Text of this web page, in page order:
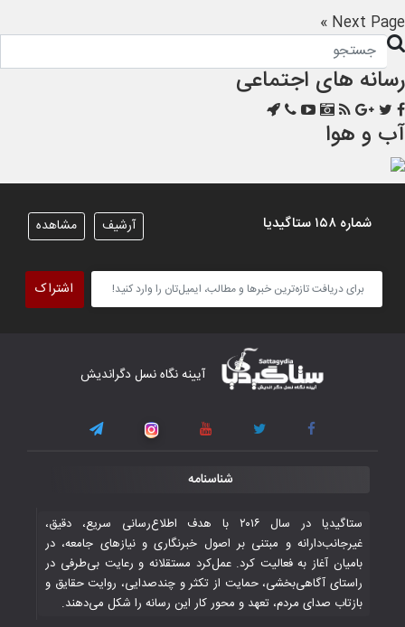
Next Page »
رسانه های اجتماعی
آب و هوا
شماره ۱۵۸ ستاگیدیا مشاهده آرشیف
اشتراک
آیینه نگاه نسل دگراندیش
شناسنامه
ستاگیدیا در سال ۲۰۱۶ با هدف اطلاع‌رسانی سریع، دقیق،
غیرجانب‌دارانه و مبتنی بر اصول خبرنگاری و نیازهای جامعه، در
بامیان آغاز به فعالیت کرد. عمل‌کرد مستقلانه و رعایت بی‌طرفی در
راستای آگاهی‌بخشی، حمایت از تکثر و چندصدایی، روایت حقایق و
بازتاب صدای مردم، تعهد و محور کار این رسانه را شکل می‌دهند.